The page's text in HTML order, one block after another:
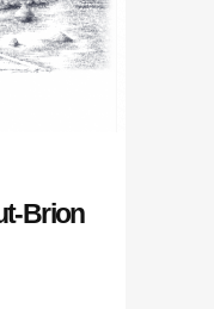
Brion